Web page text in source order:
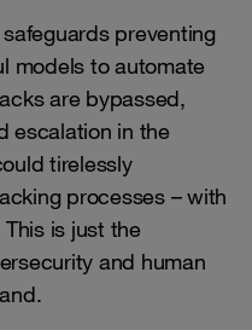
preventing
models to automate
are bypassed,
escalation in the
tirelessly
processes – with
is just the
and human